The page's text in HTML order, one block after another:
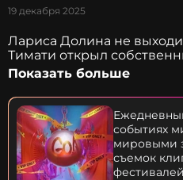
ИСПОЛНИЛОСЬ 50 ЛЕТ!
19 декабря 2025
Лариса Долина не
Тимати открыл
многодетный отец хочет
Владимиру Кристовскому
каким поэтом
Uma2rman? Как
среди зумеров? Какую
исполняет группа
новости — прямо сейчас.
Показать больше
событиях
мировыми
съемок